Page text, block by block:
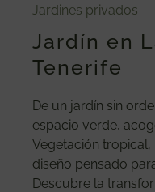
Jardines privados
Jardín en
Tenerife
De un jardín sin
espacio verde,
Vegetación
diseño pensado
Descubre la